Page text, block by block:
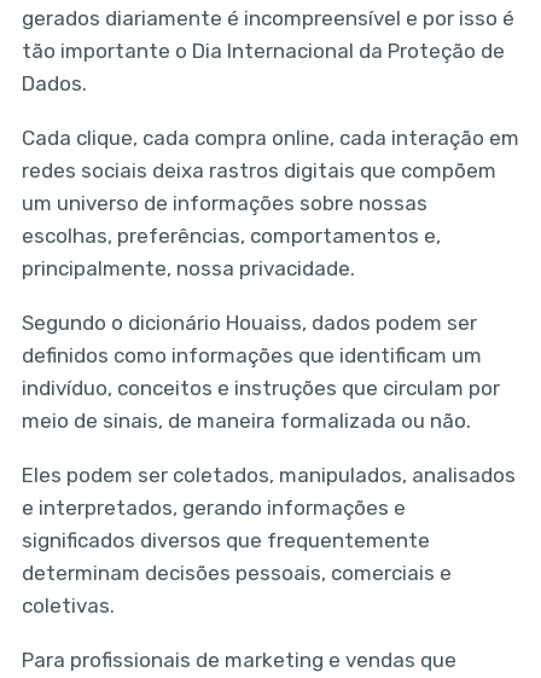
gerados diariamente é incompreensível e por isso é
tão importante o Dia Internacional da Proteção de
Dados.
Cada clique, cada compra online, cada interação em
redes sociais deixa rastros digitais que compõem
um universo de informações sobre nossas
escolhas, preferências, comportamentos e,
principalmente, nossa privacidade.
Segundo o dicionário Houaiss, dados podem ser
definidos como informações que identificam um
indivíduo, conceitos e instruções que circulam por
meio de sinais, de maneira formalizada ou não.
Eles podem ser coletados, manipulados, analisados
e interpretados, gerando informações e
significados diversos que frequentemente
determinam decisões pessoais, comerciais e
coletivas.
Para profissionais de marketing e vendas que